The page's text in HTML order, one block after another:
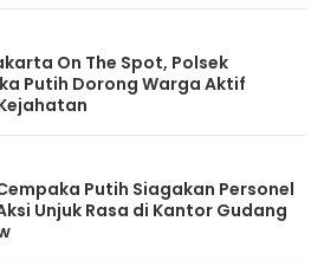
On The Spot, Polsek
Putih Dorong Warga Aktif
Putih Siagakan Personel
Unjuk Rasa di Kantor Gudang